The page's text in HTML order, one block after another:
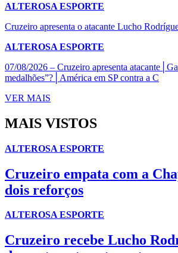
ALTEROSA ESPORTE
Cruzeiro apresenta o atacante Lucho
ALTEROSA ESPORTE
07/08/2026 – Cruzeiro apresenta
medalhões”?│América em SP contra a C
VER MAIS
MAIS VISTOS
ALTEROSA ESPORTE
Cruzeiro empata com a
dois reforços
ALTEROSA ESPORTE
Cruzeiro recebe Lucho